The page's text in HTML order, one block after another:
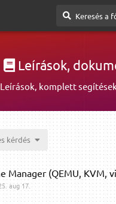
Leírások,
Leírások, komplett
kérdés
Manager (QEMU, KVM,
aug 17.